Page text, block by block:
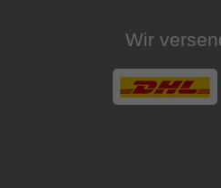
Wir